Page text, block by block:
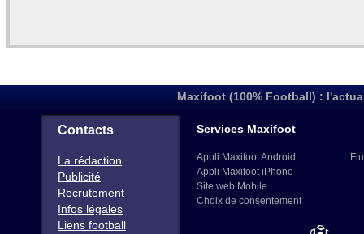
Maxifoot (100% Football) :
Contacts
La rédaction
Publicité
Recrutement
Infos légales
Liens football
Services Maxifoot
Appli Maxifoot Android
Appli Maxifoot iPhone
Site web Mobile
Choix de consentement